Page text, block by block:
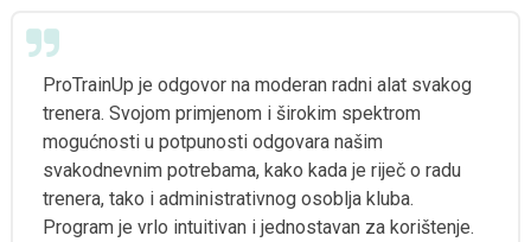
ProTrainUp je odgovor na moderan radni alat svakog
trenera. Svojom primjenom i širokim spektrom
mogućnosti u potpunosti odgovara našim
svakodnevnim potrebama, kako kada je riječ o radu
trenera, tako i administrativnog osoblja kluba.
Program je vrlo intuitivan i jednostavan za korištenje.